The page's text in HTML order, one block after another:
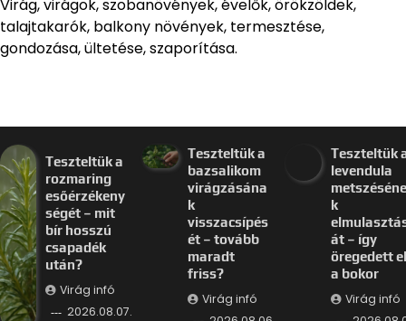
Virág, virágok, szobanövények, évelők, örökzöldek,
talajtakarók, balkony növények, termesztése,
gondozása, ültetése, szaporítása.
Teszteltük a
rozmaring
esőérzékeny
ségét – mit
bír hosszú
csapadék
után?
Virág infó
2026.08.07.
Teszteltük a
bazsalikom
virágzásána
k
visszacsípés
ét – tovább
maradt
friss?
Virág infó
Teszteltük
levendula
metszéséne
k
át – így
öregedett el
a bokor
Virág infó